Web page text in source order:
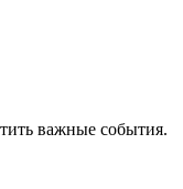
важные события.